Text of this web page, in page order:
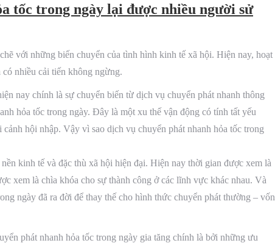
tốc trong ngày lại được nhiều người sử
với những biến chuyển của tình hình kinh tế xã hội. Hiện nay, hoạt
nhiều cải tiến không ngừng.
nay chính là sự chuyển biến từ dịch vụ chuyển phát nhanh thông
hỏa tốc trong ngày. Đây là một xu thế vận động có tính tất yếu
hội nhập. Vậy vì sao dịch vụ chuyển phát nhanh hỏa tốc trong
kinh tế và đặc thù xã hội hiện đại. Hiện nay thời gian được xem là
xem là chìa khóa cho sự thành công ở các lĩnh vực khác nhau. Và
ngày đã ra đời để thay thế cho hình thức chuyển phát thường – vốn
phát nhanh hỏa tốc trong ngày gia tăng chính là bởi những ưu